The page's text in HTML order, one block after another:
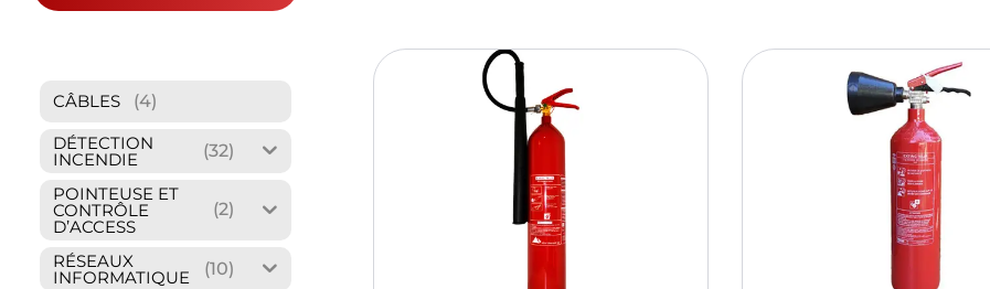
CÂBLES
(4)
DÉTECTION
INCENDIE (32)
POINTEUSE ET
CONTRÔLE
D’ACCESS
(2)
RÉSEAUX
INFORMATIQUE (10)